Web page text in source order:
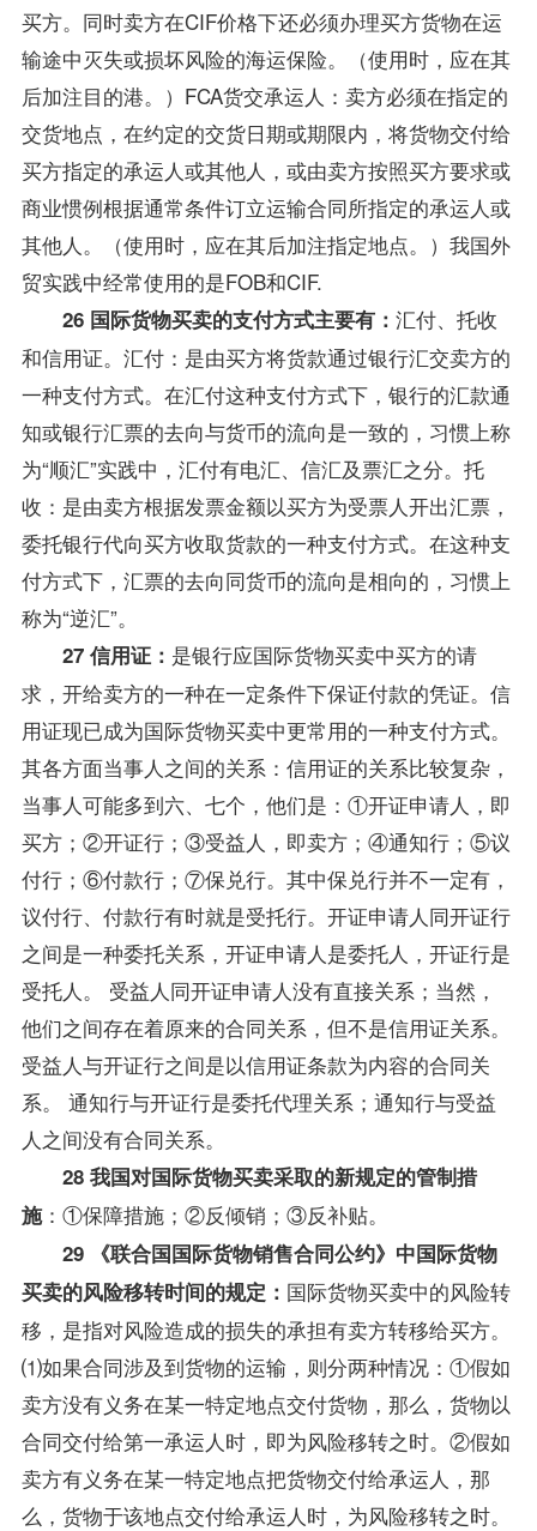
买方。同时卖方在CIF价格下还必须办理买方货物在运
输途中灭失或损坏风险的海运保险。（使用时，应在其
后加注目的港。）FCA货交承运人：卖方必须在指定的
交货地点，在约定的交货日期或期限内，将货物交付给
买方指定的承运人或其他人，或由卖方按照买方要求或
商业惯例根据通常条件订立运输合同所指定的承运人或
其他人。（使用时，应在其后加注指定地点。）我国外
贸实践中经常使用的是FOB和CIF.
26 国际货物买卖的支付方式主要有： 汇付、托收
和信用证。汇付：是由买方将货款通过银行汇交卖方的
一种支付方式。在汇付这种支付方式下，银行的汇款通
知或银行汇票的去向与货币的流向是一致的，习惯上称
为“顺汇”实践中，汇付有电汇、信汇及票汇之分。托
收：是由卖方根据发票金额以买方为受票人开出汇票，
委托银行代向买方收取货款的一种支付方式。在这种支
付方式下，汇票的去向同货币的流向是相向的，习惯上
称为“逆汇”。
27 信用证： 是银行应国际货物买卖中买方的请
求，开给卖方的一种在一定条件下保证付款的凭证。信
用证现已成为国际货物买卖中更常用的一种支付方式。
其各方面当事人之间的关系：信用证的关系比较复杂，
当事人可能多到六、七个，他们是：①开证申请人，即
买方；②开证行；③受益人，即卖方；④通知行；⑤议
付行；⑥付款行；⑦保兑行。其中保兑行并不一定有，
议付行、付款行有时就是受托行。开证申请人同开证行
之间是一种委托关系，开证申请人是委托人，开证行是
受托人。 受益人同开证申请人没有直接关系；当然，
他们之间存在着原来的合同关系，但不是信用证关系。
受益人与开证行之间是以信用证条款为内容的合同关
系。 通知行与开证行是委托代理关系；通知行与受益
人之间没有合同关系。
28 我国对国际货物买卖采取的新规定的管制措
施：①保障措施；②反倾销；③反补贴。
29 《联合国国际货物销售合同公约》中国际货物
买卖的风险移转时间的规定： 国际货物买卖中的风险转
移，是指对风险造成的损失的承担有卖方转移给买方。
⑴如果合同涉及到货物的运输，则分两种情况：①假如
卖方没有义务在某一特定地点交付货物，那么，货物以
合同交付给第一承运人时，即为风险移转之时。②假如
卖方有义务在某一特定地点把货物交付给承运人，那
么，货物于该地点交付给承运人时，为风险移转之时。